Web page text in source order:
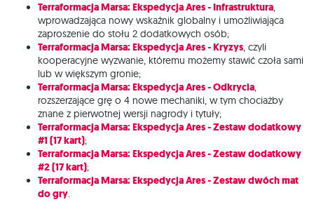
Terraformacja Marsa: Ekspedycja Ares - Infrastruktura,
wprowadzająca nowy wskaźnik globalny i umożliwiająca
zaproszenie do stołu 2 dodatkowych osób;
Terraformacja Marsa: Ekspedycja Ares - Kryzys, czyli
kooperacyjne wyzwanie, któremu możemy stawić czoła sami
lub w większym gronie;
Terraformacja Marsa: Ekspedycja Ares - Odkrycia,
rozszerzające grę o 4 nowe mechaniki, w tym chociażby
znane z pierwotnej wersji nagrody i tytuły;
Terraformacja Marsa: Ekspedycja Ares - Zestaw dodatkowy
#1 (17 kart);
Terraformacja Marsa: Ekspedycja Ares - Zestaw dodatkowy
#2 (17 kart);
Terraformacja Marsa: Ekspedycja Ares - Zestaw dwóch mat
do gry.